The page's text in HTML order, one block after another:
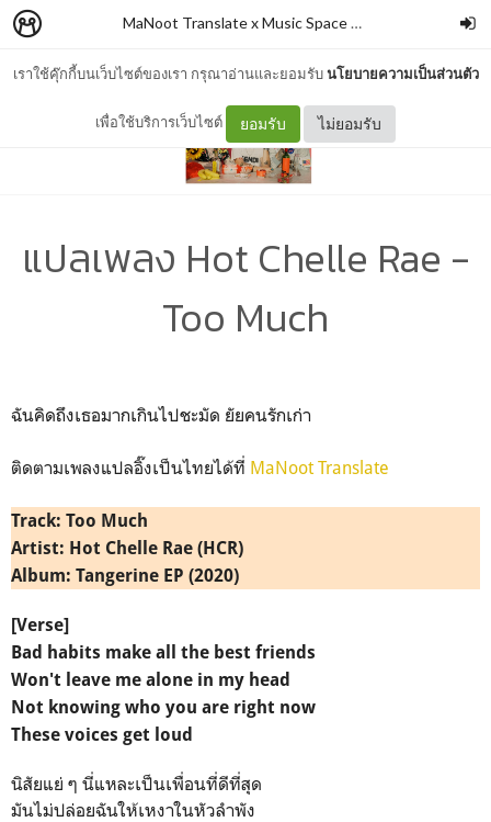
เราใช้คุ๊กกี้บนเว็บไซต์ของเรา กรุณาอ่านและยอมรับนโยบายความเป็นส่วนตัว
เพื่อใช้บริการเว็บไซต์ ยอมรับ ไม่ยอมรับ
MaNoot Translate x Music Space #1 cocococoayeah
แปลเพลง Hot Chelle Rae -
Too Much
ฉันคิดถึงเธอมากเกินไปชะมัด ยัยคนรักเก่า
ติดตามเพลงแปลอิ๊งเป็นไทยได้ที่ MaNoot Translate
Track: Too Much
Artist: Hot Chelle Rae (HCR)
Album: Tangerine EP (2020)
[Verse]
Bad habits make all the best friends
Won't leave me alone in my head
Not knowing who you are right now
These voices get loud
นิสัยแย่ ๆ นี่แหละเป็นเพื่อนที่ดีที่สุด
มันไม่ปล่อยฉันให้เหงาในหัวลำพัง